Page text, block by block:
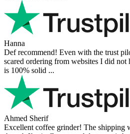
Hanna
Def recommend! Even with the trust
scared ordering from websites I did not
is 100% solid ...
Ahmed Sherif
Excellent coffee grinder! The shipping